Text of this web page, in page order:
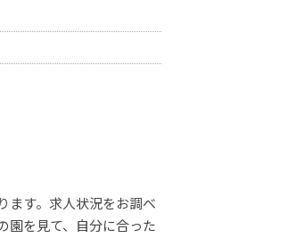
ます。求人状況をお調べ
園を見て、自分に合った